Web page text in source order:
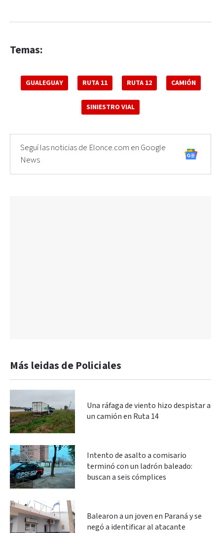
Temas:
GUALEGUAY RUTA 11 RUTA 12 CAMIÓN
SINIESTRO VIAL
Seguí las noticias de Elonce.com en Google
News
Más leidas de Policiales
Una ráfaga de viento hizo despistar a
un camión en Ruta 14
Intento de asalto a comisario
terminó con un ladrón baleado:
buscan a seis cómplices
Balearon a un joven en Paraná y se
negó a identificar al atacante